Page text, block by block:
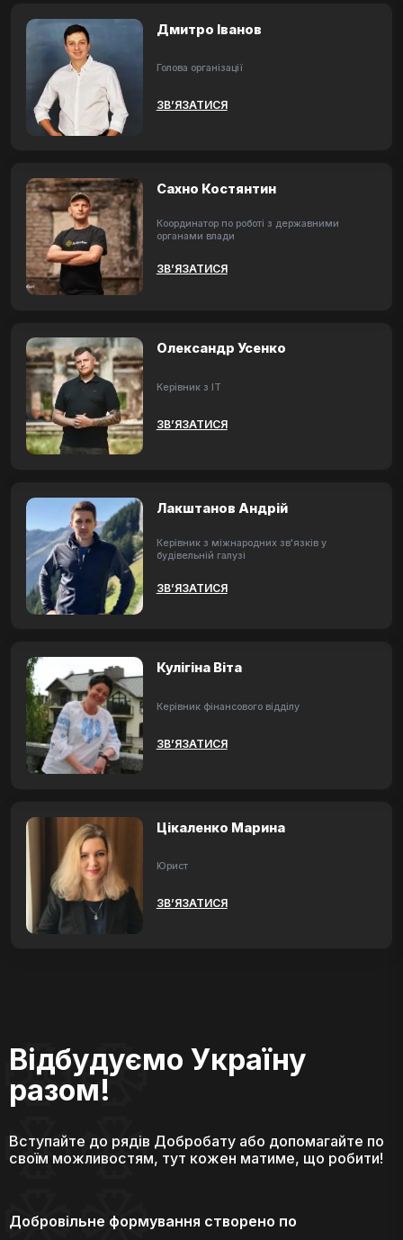
Дмитро Іванов
Голова організації
ЗВ’ЯЗАТИСЯ
Сахно Костянтин
Координатор по роботі з державними
органами влади
ЗВ’ЯЗАТИСЯ
Олександр Усенко
Керівник з ІТ
ЗВ’ЯЗАТИСЯ
Лакштанов Андрій
Керівник з міжнародних зв'язків у
будівельній галузі
ЗВ’ЯЗАТИСЯ
Кулігіна Віта
Керівник фінансового відділу
ЗВ’ЯЗАТИСЯ
Цікаленко Марина
Юрист
ЗВ’ЯЗАТИСЯ
Відбудуємо Україну
разом!
Вступайте до рядів Добробату або допомагайте по
своїм можливостям, тут кожен матиме, що робити!
Добровільне формування створено по